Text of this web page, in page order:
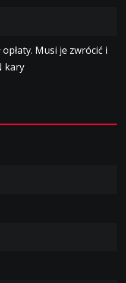
Musi je zwrócić i
kary